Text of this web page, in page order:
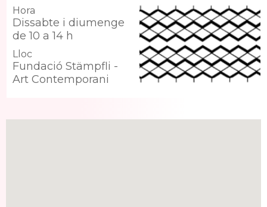
Hora
Dissabte i diumenge
de 10 a 14 h
Lloc
Fundació Stämpfli -
Art Contemporani